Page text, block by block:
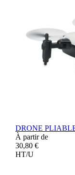
DRONE
À partir de
30,80 €
HT/U